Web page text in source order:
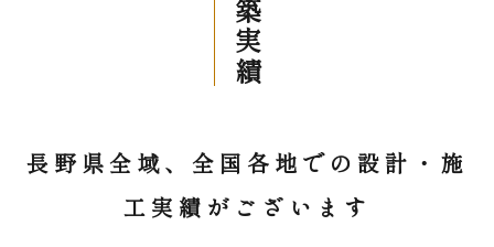
建築実績
長野県全域、全国各地での設計・施
工実績がございます